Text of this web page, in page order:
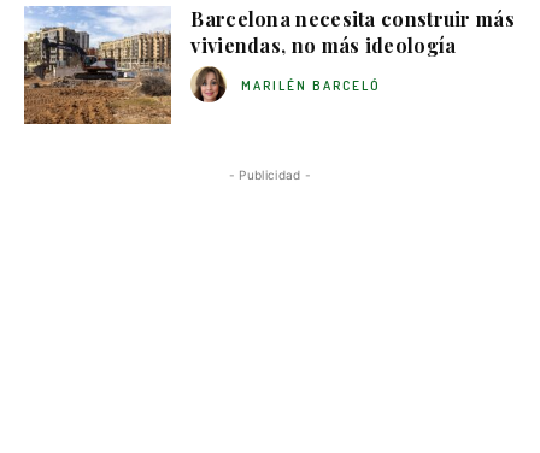
Barcelona necesita construir más
viviendas, no más ideología
MARILÉN BARCELÓ
- Publicidad -